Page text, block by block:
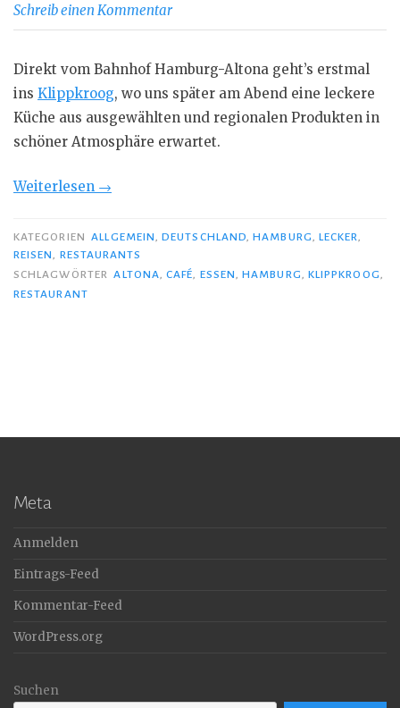
Schreib einen Kommentar
Direkt vom Bahnhof Hamburg-Altona geht’s erstmal
ins Klippkroog, wo uns später am Abend eine leckere
Küche aus ausgewählten und regionalen Produkten in
schöner Atmosphäre erwartet.
Weiterlesen „Angekommen
Klippkroog“
→
KATEGORIEN ALLGEMEIN,DEUTSCHLAND,HAMBURG, LECKER,
REISEN, RESTAURANTS
SCHLAGWÖRTER ALTONA,CAFÉ, ESSEN,HAMBURG, KLIPPKROOG,
RESTAURANT
Meta
Anmelden
Eintrags-Feed
Kommentar-Feed
WordPress.org
Suchen